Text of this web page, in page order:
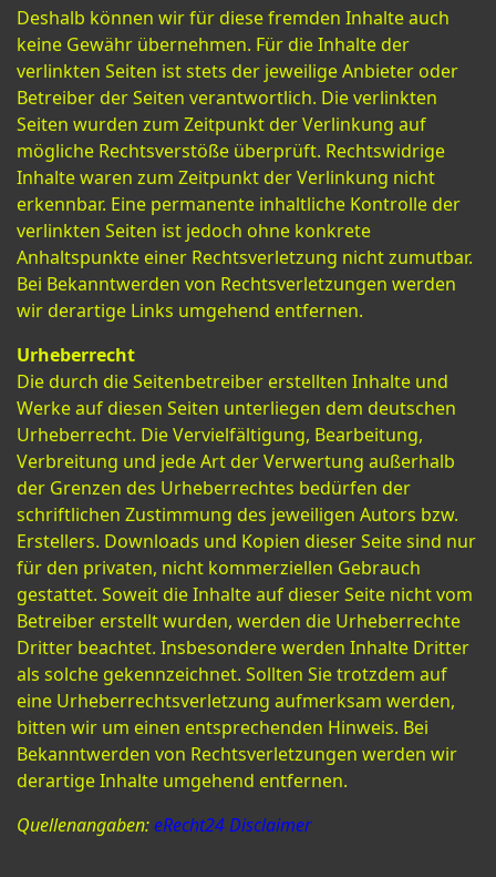
Deshalb können wir für diese fremden Inhalte auch
keine Gewähr übernehmen. Für die Inhalte der
verlinkten Seiten ist stets der jeweilige Anbieter oder
Betreiber der Seiten verantwortlich. Die verlinkten
Seiten wurden zum Zeitpunkt der Verlinkung auf
mögliche Rechtsverstöße überprüft. Rechtswidrige
Inhalte waren zum Zeitpunkt der Verlinkung nicht
erkennbar. Eine permanente inhaltliche Kontrolle der
verlinkten Seiten ist jedoch ohne konkrete
Anhaltspunkte einer Rechtsverletzung nicht zumutbar.
Bei Bekanntwerden von Rechtsverletzungen werden
wir derartige Links umgehend entfernen.
Urheberrecht
Die durch die Seitenbetreiber erstellten Inhalte und
Werke auf diesen Seiten unterliegen dem deutschen
Urheberrecht. Die Vervielfältigung, Bearbeitung,
Verbreitung und jede Art der Verwertung außerhalb
der Grenzen des Urheberrechtes bedürfen der
schriftlichen Zustimmung des jeweiligen Autors bzw.
Erstellers. Downloads und Kopien dieser Seite sind nur
für den privaten, nicht kommerziellen Gebrauch
gestattet. Soweit die Inhalte auf dieser Seite nicht vom
Betreiber erstellt wurden, werden die Urheberrechte
Dritter beachtet. Insbesondere werden Inhalte Dritter
als solche gekennzeichnet. Sollten Sie trotzdem auf
eine Urheberrechtsverletzung aufmerksam werden,
bitten wir um einen entsprechenden Hinweis. Bei
Bekanntwerden von Rechtsverletzungen werden wir
derartige Inhalte umgehend entfernen.
Quellenangaben:eRecht24 Disclaimer